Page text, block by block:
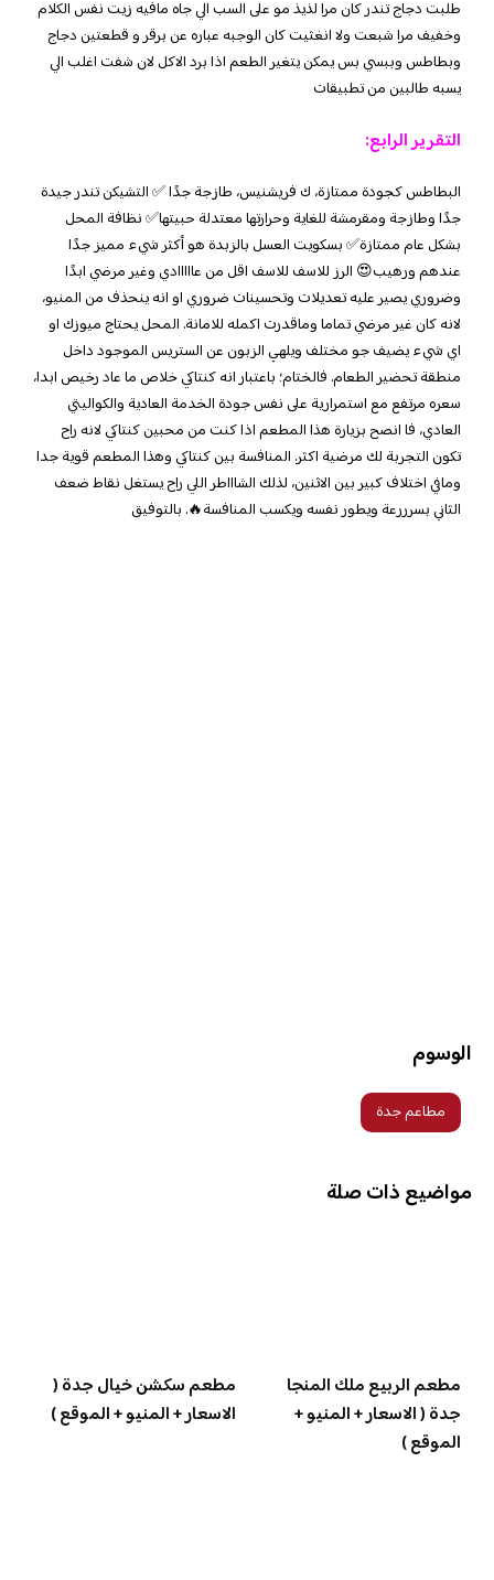
طلبت دجاج تندر كان مرا لذيذ مو على السب الي جاه مافيه زيت نفس الكلام
وخفيف مرا شبعت ولا انغثيت كان الوجبه عباره عن برقر و قطعتين دجاج
وبطاطس وببسي بس يمكن يتغير الطعم اذا برد الاكل لان شفت اغلب الي
يسبه طالبين من تطبيقات
التقرير الرابع:
البطاطس كجودة ممتازة، ك فريشنيس، طازجة جدًا ✅ التشيكن تندر جيدة
جدًا وطازجة ومقرمشة للغاية وحرارتها معتدلة حبيتها✅ نظافة المحل
بشكل عام ممتازة✅ بسكويت العسل بالزبدة هو أكثر شيء مميز جدًا
عندهم ورهيب😍 الرز للاسف للاسف اقل من عااااادي وغير مرضي ابدًا
وضروري يصير عليه تعديلات وتحسينات ضروري او انه ينحذف من المنيو،
لانه كان غير مرضي تماما وماقدرت اكمله للامانة. المحل يحتاج ميوزك او
اي شيء يضيف جو مختلف ويلهي الزبون عن الستريس الموجود داخل
منطقة تحضير الطعام. فالختام؛ باعتبار انه كنتاكي خلاص ما عاد رخيص ابدا،
سعره مرتفع مع استمرارية على نفس جودة الخدمة العادية والكواليتي
العادي، فا انصح بزيارة هذا المطعم اذا كنت من محبين كنتاكي لانه راح
تكون التجربة لك مرضية اكثر. المنافسة بين كنتاكي وهذا المطعم قوية جدا
ومافي اختلاف كبير بين الاثنين، لذلك الشاااطر اللي راح يستغل نقاط ضعف
الثاني بسرررعة ويطور نفسه ويكسب المنافسة🔥. بالتوفيق
الوسوم
مطاعم جدة
مواضيع ذات صلة
مطعم الربيع ملك المنجا
جدة ( الاسعار + المنيو +
الموقع )
مطعم سكشن خيال جدة (
الاسعار + المنيو + الموقع )